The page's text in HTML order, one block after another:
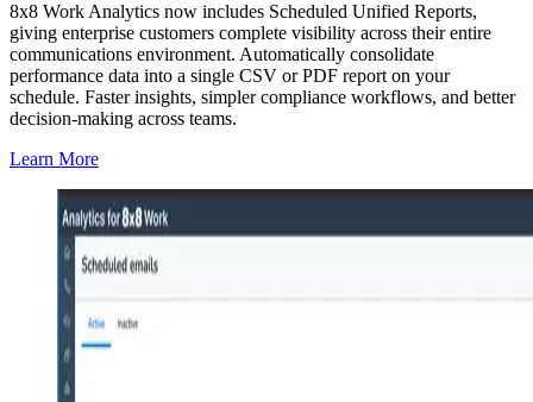
8x8 Work Analytics now includes Scheduled Unified Reports,
giving enterprise customers complete visibility across their entire
communications environment. Automatically consolidate
performance data into a single CSV or PDF report on your
schedule. Faster insights, simpler compliance workflows, and better
decision-making across teams.
Learn More